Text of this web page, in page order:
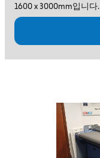
1600 x 3000mm입니다.